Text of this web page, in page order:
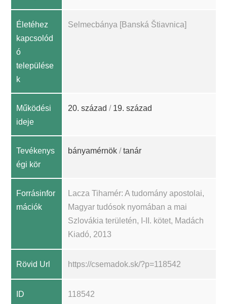
Életéhez
kapcsolód
ó
települése
k
Selmecbánya [Banská Štiavnica]
Működési
ideje
20. század / 19. század
Tevékenys
égi kör
bányamérnök /tanár
Forrásinfor
mációk
Lacza Tihamér: A tudomány apostolai,
Magyar tudósok nyomában a mai
Szlovákia területén, I-II. kötet, Madách
Kiadó, 2013
Rövid Url https://csemadok.sk/?p=118542
ID 118542